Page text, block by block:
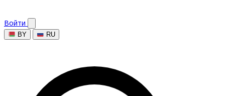
Войти
BY RU